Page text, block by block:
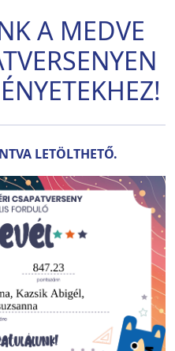
A MEDVE
LETÖLTHETŐ.